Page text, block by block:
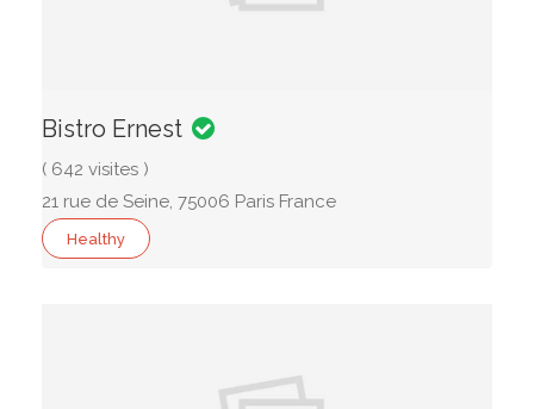
Bistro Ernest
( 642 visites )
21 rue de Seine, 75006 Paris France
Healthy